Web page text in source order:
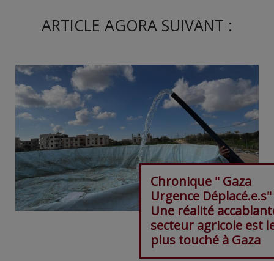
ARTICLE AGORA SUIVANT :
Chronique " Gaza
Urgence
Une réalité
secteur agricole est
plus touché à Gaza